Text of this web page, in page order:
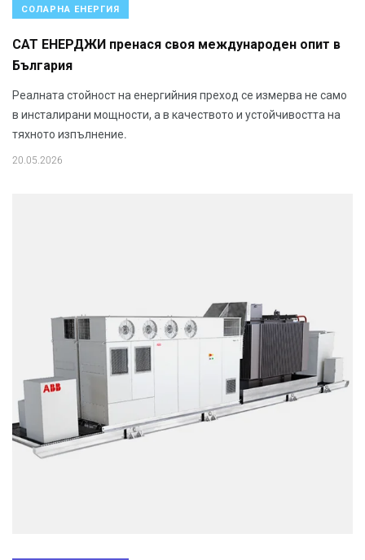
СОЛАРНА ЕНЕРГИЯ
САТ ЕНЕРДЖИ пренася своя международен опит в
България
Реалната стойност на енергийния преход се измерва не само
в инсталирани мощности, а в качеството и устойчивостта на
тяхното изпълнение.
20.05.2026